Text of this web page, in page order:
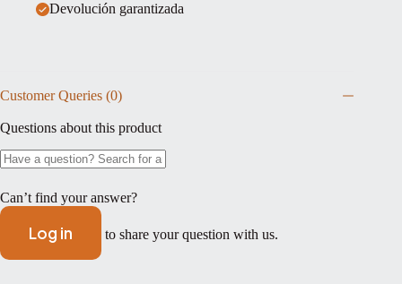
Devolución garantizada
Customer Queries (0)
Questions about this product
Can’t find your answer?
Log in to share your question with us.